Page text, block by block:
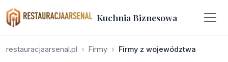
Kuchnia Biznesowa
restauracjaarsenal.pl Firmy Firmy z województwa